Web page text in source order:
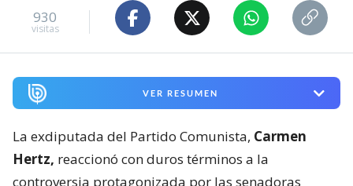
930
visitas
VER RESUMEN
La exdiputada del Partido Comunista, Carmen
Hertz, reaccionó con duros términos a la
controversia protagonizada por las senadoras